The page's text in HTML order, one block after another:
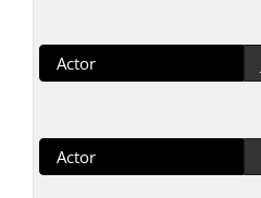
Actor
Actor